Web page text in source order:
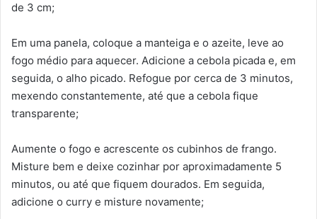
de 3 cm;
Em uma panela, coloque a manteiga e o azeite, leve ao
fogo médio para aquecer. Adicione a cebola picada e, em
seguida, o alho picado. Refogue por cerca de 3 minutos,
mexendo constantemente, até que a cebola fique
transparente;
Aumente o fogo e acrescente os cubinhos de frango.
Misture bem e deixe cozinhar por aproximadamente 5
minutos, ou até que fiquem dourados. Em seguida,
adicione o curry e misture novamente;